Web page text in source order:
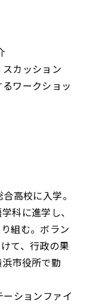
カッション
ワークショッ
高校に入学。
科に進学し、
組む。ボラン
て、行政の果
市役所で勤
ションファイ